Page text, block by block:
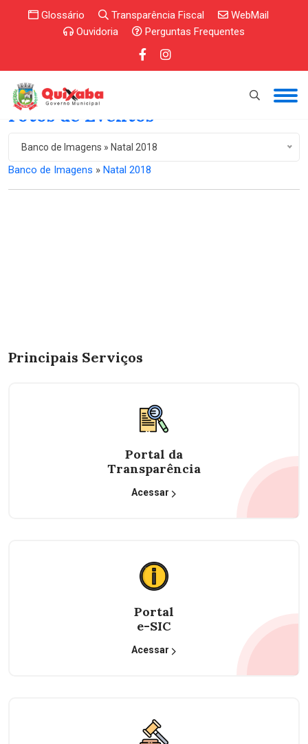
Glossário Transparência Fiscal
WebMail
Ouvidoria
Perguntas Frequentes
Fotos de Eventos
Banco de Imagens » Natal 2018
Banco de Imagens » Natal 2018
Principais Serviços
Portal da
Transparência
Acessar
Portal
e-SIC
Acessar